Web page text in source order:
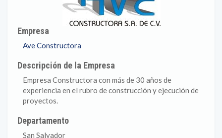
Empresa
Ave Constructora
Descripción de la Empresa
Empresa Constructora con más de 30 años de
experiencia en el rubro de construcción y ejecución de
proyectos.
Departamento
San Salvador